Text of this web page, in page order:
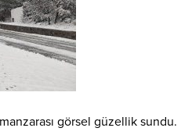
görsel güzellik sundu.